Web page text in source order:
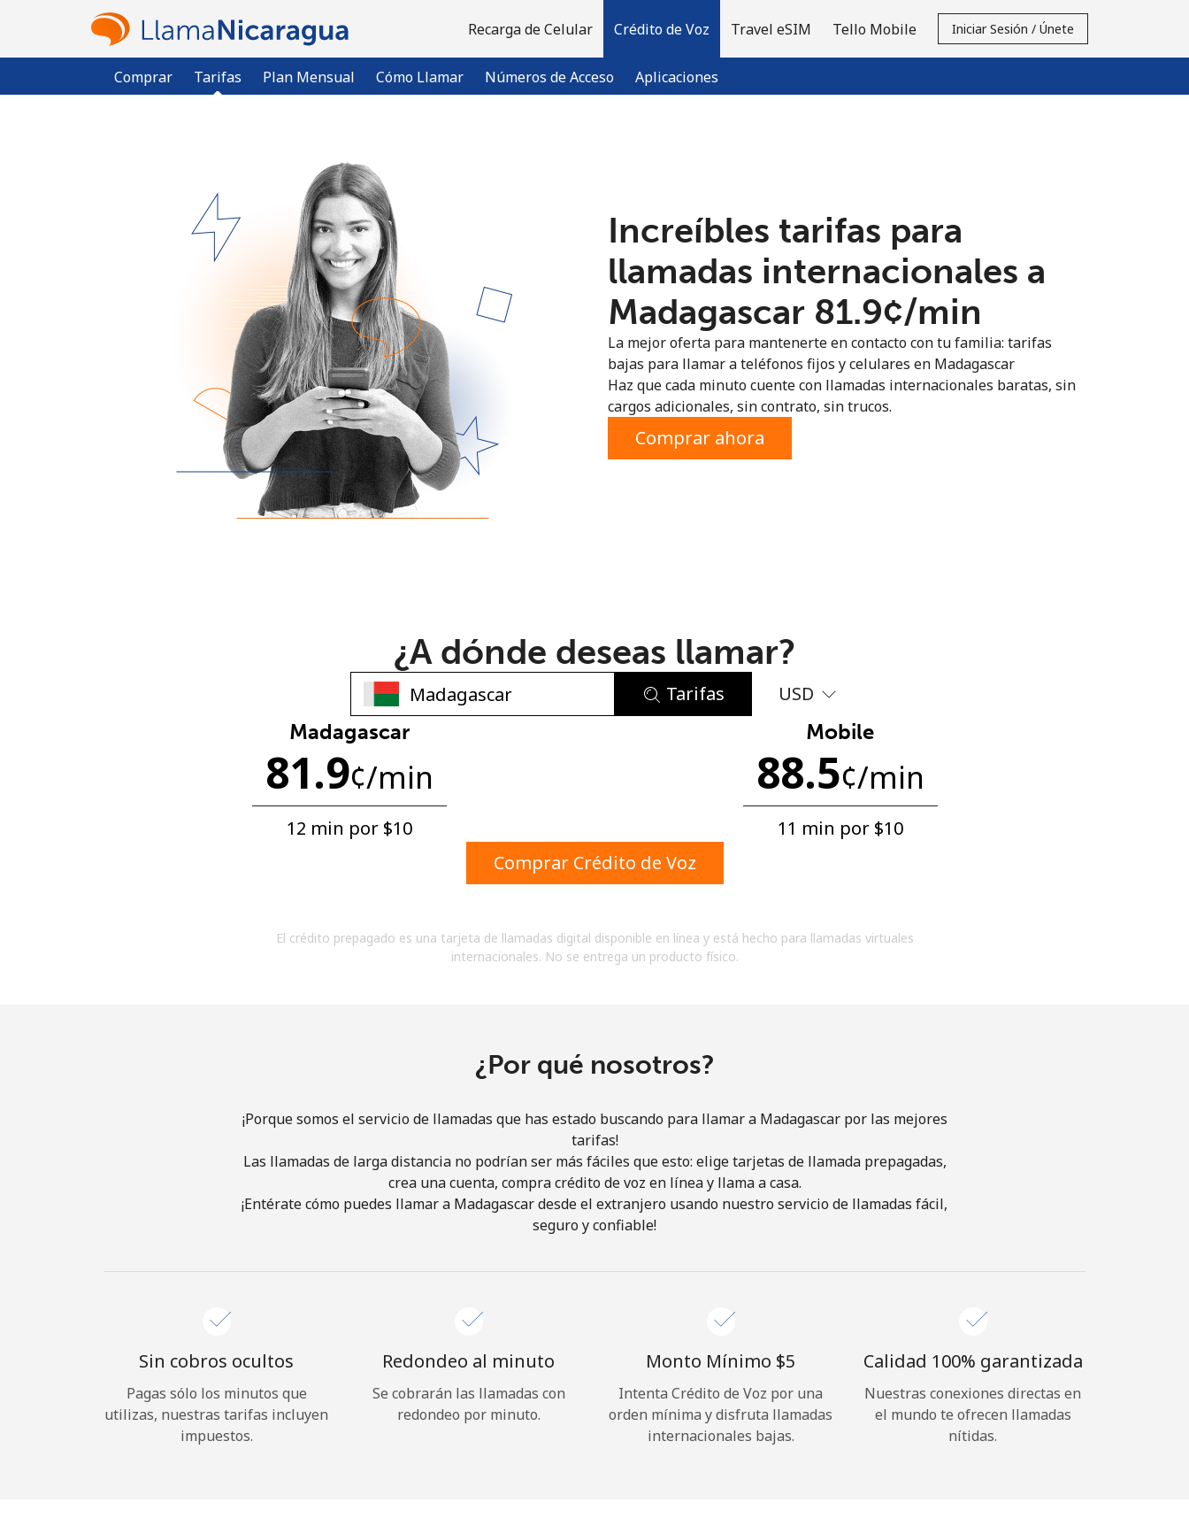
Recarga de Celular Crédito de Voz
Comprar Tarifas Plan Mensual Cómo Llamar Números de Acceso Aplicaciones
Travel eSIM Tello Mobile Iniciar Sesión / Únete
¿Ya tienes una cuenta? Inicia sesión →
Regístrate con
Una letra mayúscula y una minúscula
acuerdo con estos
Términos y condiciones.
Únete
¡Hola!
Increíbles tarifas para
llamadas internacionales a
Madagascar ⁦81.9¢⁩/min
La mejor oferta para mantenerte en contacto con tu familia: tarifas
bajas para llamar a teléfonos fijos y celulares en Madagascar
Haz que cada minuto cuente con llamadas internacionales baratas, sin
cargos adicionales, sin contrato, sin trucos.
Comprar ahora
¿A dónde deseas llamar?
Tarifas USD
Madagascar
81.9¢/min
12 min por ⁦$10⁩
Mobile
88.5¢/min
11 min por ⁦$10⁩
Comprar Crédito de Voz
El crédito prepagado es una tarjeta de llamadas digital disponible en línea y está hecho para llamadas virtuales
internacionales. No se entrega un producto físico.
¿Por qué nosotros?
¡Porque somos el servicio de llamadas que has estado buscando para llamar a Madagascar por las mejores
tarifas!
Las llamadas de larga distancia no podrían ser más fáciles que esto: elige tarjetas de llamada prepagadas,
crea una cuenta, compra crédito de voz en línea y llama a casa.
¡Entérate cómo puedes llamar a Madagascar desde el extranjero usando nuestro servicio de llamadas fácil,
seguro y confiable!
Sin cobros ocultos
Pagas sólo los minutos que
utilizas, nuestras tarifas incluyen
impuestos.
Redondeo al minuto
Se cobrarán las llamadas con
redondeo por minuto.
Monto Mínimo ⁦$5⁩
Intenta Crédito de Voz por una
orden mínima y disfruta llamadas
internacionales bajas.
Calidad 100% garantizada
Nuestras conexiones directas en
el mundo te ofrecen llamadas
nítidas.